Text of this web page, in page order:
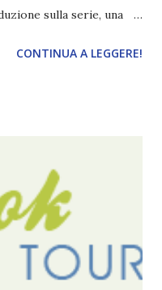
sulla serie, una
singoli. I libri sono in
Editori
Laura Lancini
il fratello maggiore del
che guardi
e assolutamente
CONTINUA A LEGGERE!